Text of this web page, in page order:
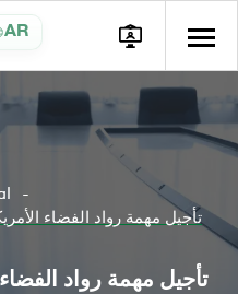
AR
تأجيل مهمة رواد الفضاء
تأجيل مهمة رواد